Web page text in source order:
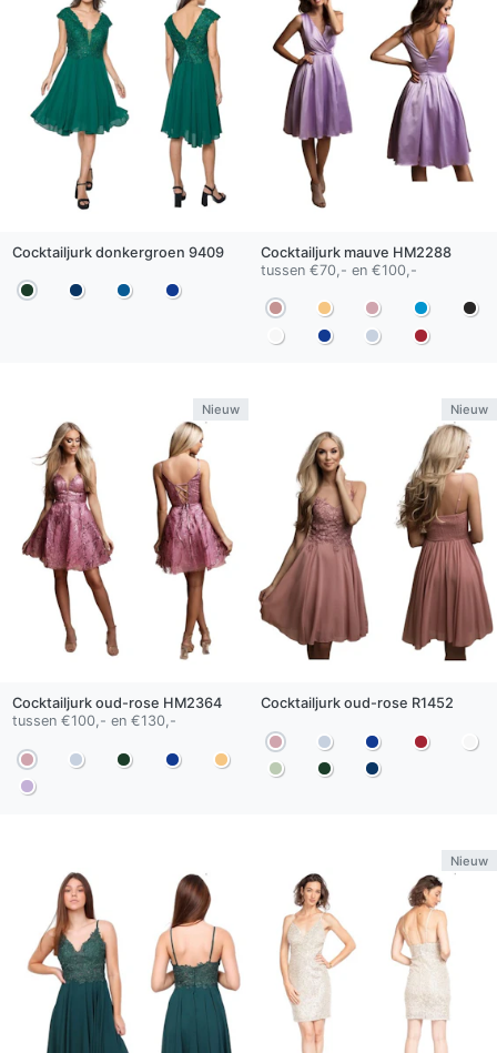
Cocktailjurk donkergroen 9409 Cocktailjurk mauve HM2288
tussen €70,- en €100,-
Nieuw
Cocktailjurk oud-rose HM2364
tussen €100,- en €130,-
Nieuw
Cocktailjurk oud-rose R1452
Nieuw